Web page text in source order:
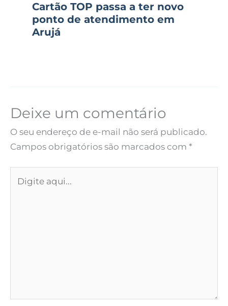
Cartão TOP passa a ter novo
ponto de atendimento em
Arujá
Deixe um comentário
O seu endereço de e-mail não será publicado.
Campos obrigatórios são marcados com *
aqui...